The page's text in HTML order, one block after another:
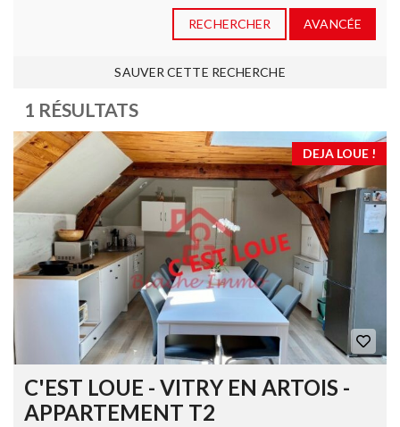
RECHERCHER AVANCÉE
SAUVER CETTE RECHERCHE
1 RÉSULTATS
DEJA LOUE !
C'EST LOUE - VITRY EN ARTOIS -
APPARTEMENT T2